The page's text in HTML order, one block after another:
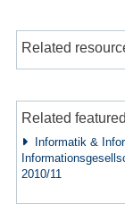
Related
Related
Informatik &
2010/11